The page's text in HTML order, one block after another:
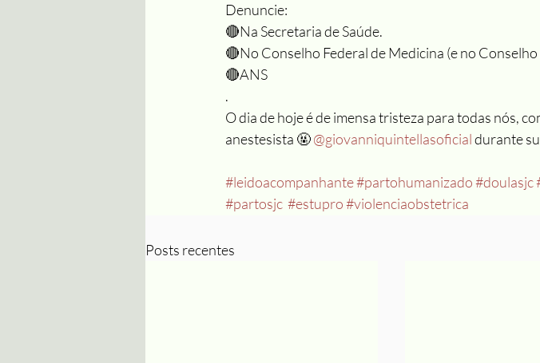
Denuncie:
🔴Na Secretaria de Saúde.
🔴No Conselho Federal de Medicina (e no
🔴ANS
.
O dia de hoje é de imensa tristeza para todas nós,
anestesista 🤬 @giovanniquintellasoficial durante
#leidoacompanhante#partohumanizado#doulasjc
#partosjc #estupro#violenciaobstetrica
Posts recentes